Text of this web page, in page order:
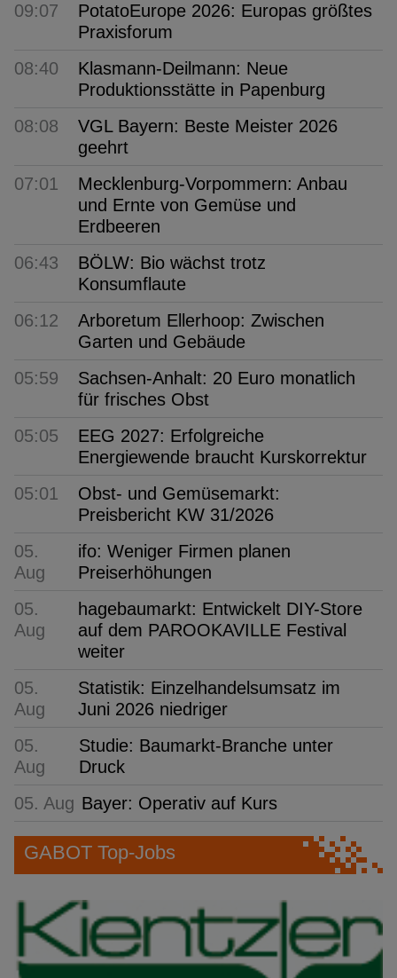
09:07
PotatoEurope 2026: Europas größtes
Praxisforum
08:40
Klasmann-Deilmann: Neue
Produktionsstätte in Papenburg
08:08
VGL Bayern: Beste Meister 2026
geehrt
07:01
Mecklenburg-Vorpommern: Anbau
und Ernte von Gemüse und
Erdbeeren
06:43
BÖLW: Bio wächst trotz
Konsumflaute
06:12
Arboretum Ellerhoop: Zwischen
Garten und Gebäude
05:59
Sachsen-Anhalt: 20 Euro monatlich
für frisches Obst
05:05
EEG 2027: Erfolgreiche
Energiewende braucht Kurskorrektur
05:01
Obst- und Gemüsemarkt:
Preisbericht KW 31/2026
05.
Aug
ifo: Weniger Firmen planen
Preiserhöhungen
05.
Aug
hagebaumarkt: Entwickelt DIY-Store
auf dem PAROOKAVILLE Festival
weiter
05.
Aug
Statistik: Einzelhandelsumsatz im
Juni 2026 niedriger
05.
Aug
Studie: Baumarkt-Branche unter
Druck
05. Aug Bayer: Operativ auf Kurs
GABOT Top-Jobs